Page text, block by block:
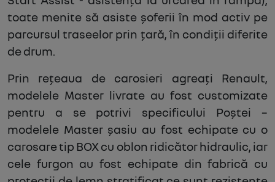
toate menite să asiste șoferii în mod activ pe
parcursul traseelor prin țară, în condiții diferite
de drum.
Prin rețeaua de carosieri agreați Renault,
modelele Master livrate au fost customizate
pentru a se potrivi specificului Poștei –
modelele Master șasiu au fost echipate cu o
carosare tip BOX cu oblon ridicător hidraulic, iar
cele furgon au fost echipate din fabrică cu